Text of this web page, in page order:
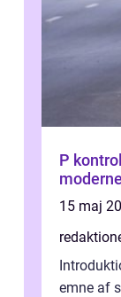
P
15 maj
emne af